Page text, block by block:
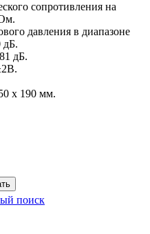
сопротивления на
давления в диапазоне
дБ.
дБ.
x 190 мм.
поиск